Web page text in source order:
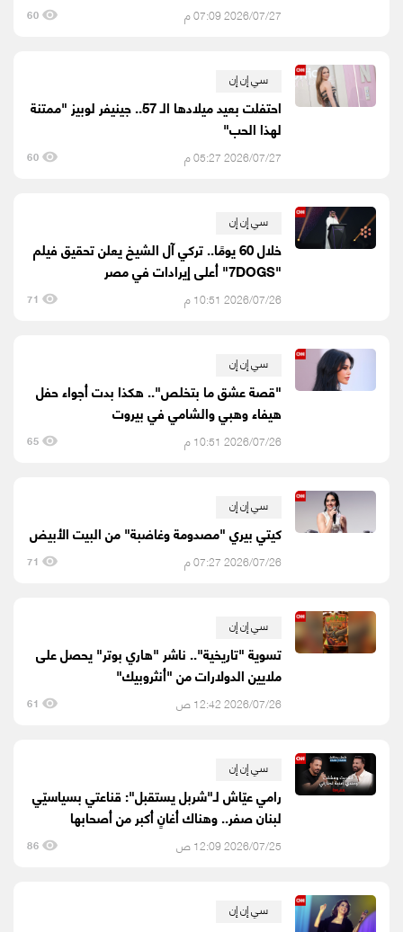
2026/07/27 07:09 م 60
سي إن إن
احتفلت بعيد ميلادها الـ 57.. جينيفر لوبيز "ممتنة
لهذا الحب"
2026/07/27 05:27 م 60
سي إن إن
خلال 60 يومًا.. تركي آل الشيخ يعلن تحقيق فيلم
"7DOGS" أعلى إيرادات في مصر
2026/07/26 10:51 م 71
سي إن إن
"قصة عشق ما بتخلص".. هكذا بدت أجواء حفل
هيفاء وهبي والشامي في بيروت
2026/07/26 10:51 م 65
سي إن إن
كيتي بيري "مصدومة وغاضبة" من البيت الأبيض
2026/07/26 07:27 م 71
سي إن إن
تسوية "تاريخية".. ناشر "هاري بوتر" يحصل على
ملايين الدولارات من "أنثروبيك"
2026/07/26 12:42 ص 61
سي إن إن
رامي عيّاش لـ"شربل يستقبل": قناعتي بسياسيّي
لبنان صفر.. وهناك أغانٍ أكبر من أصحابها
2026/07/25 12:09 ص 86
سي إن إن